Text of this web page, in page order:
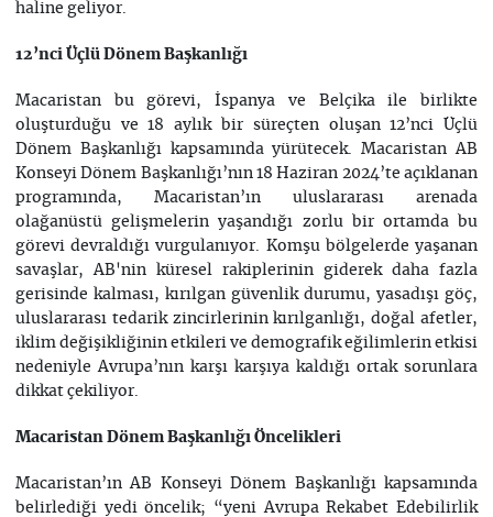
haline geliyor.
12’nci Üçlü Dönem Başkanlığı
Macaristan bu görevi, İspanya ve Belçika ile birlikte
oluşturduğu ve 18 aylık bir süreçten oluşan 12’nci Üçlü
Dönem Başkanlığı kapsamında yürütecek. Macaristan AB
Konseyi Dönem Başkanlığı’nın 18 Haziran 2024’te açıklanan
programında, Macaristan’ın uluslararası arenada
olağanüstü gelişmelerin yaşandığı zorlu bir ortamda bu
görevi devraldığı vurgulanıyor. Komşu bölgelerde yaşanan
savaşlar, AB'nin küresel rakiplerinin giderek daha fazla
gerisinde kalması, kırılgan güvenlik durumu, yasadışı göç,
uluslararası tedarik zincirlerinin kırılganlığı, doğal afetler,
iklim değişikliğinin etkileri ve demografik eğilimlerin etkisi
nedeniyle Avrupa’nın karşı karşıya kaldığı ortak sorunlara
dikkat çekiliyor.
Macaristan Dönem Başkanlığı Öncelikleri
Macaristan’ın AB Konseyi Dönem Başkanlığı kapsamında
belirlediği yedi öncelik; “yeni Avrupa Rekabet Edebilirlik